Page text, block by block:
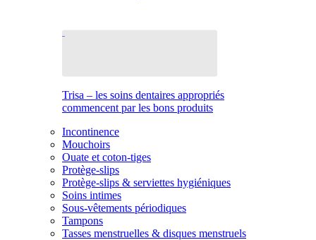
Trisa – les soins dentaires appropriés
commencent par les bons produits
Incontinence
Mouchoirs
Ouate et coton-tiges
Protège-slips
Protège-slips & serviettes hygiéniques
Soins intimes
Sous-vêtements périodiques
Tampons
Tasses menstruelles & disques menstruels